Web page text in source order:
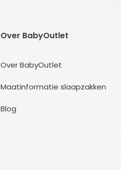
Over BabyOutlet
Over BabyOutlet
Maatinformatie slaapzakken
Blog